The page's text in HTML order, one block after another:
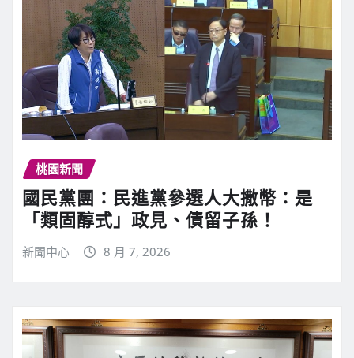
桃園新聞
國民黨團：民進黨參選人大撒幣：是
「類固醇式」政見、債留子孫！
新聞中心 8 月 7, 2026